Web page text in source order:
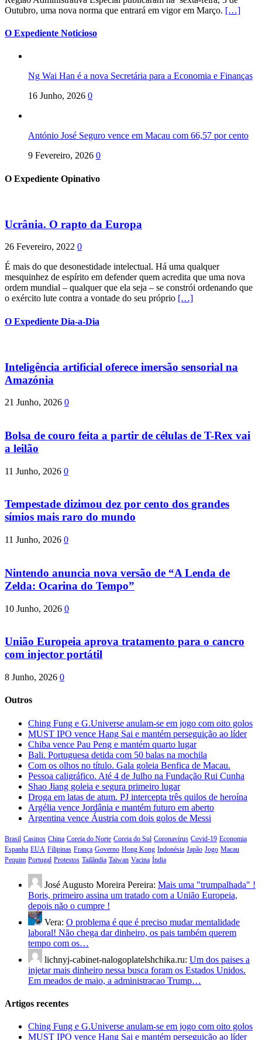
Outubro, uma nova norma que entrará em vigor em Março. […]
O Expediente Noticioso
Ng Wai Han é a nova Secretária para a Economia e Finanças
16 Junho, 2026 0
António José Seguro vence em Macau com 66,57 por cento
9 Fevereiro, 2026 0
O Expediente Opinativo
Ucrânia. O rapto da Europa
26 Fevereiro, 2022 0
É mais do que desonestidade intelectual. Há uma qualquer
mesquinhez de espírito em defender quem acredita que uma nova
ordem mundial – qualquer que ela seja – se constrói ordenando que
o exército lute contra a vontade do seu próprio […]
O Expediente Dia-a-Dia
Inteligência artificial oferece imersão sensorial na
Amazónia
21 Junho, 2026 0
Bolsa de couro feita a partir de células de T-Rex vai
a leilão
11 Junho, 2026 0
Tempestade dizimou dez por cento dos grandes
símios mais raro do mundo
11 Junho, 2026 0
Nintendo anuncia nova versão de “A Lenda de
Zelda: Ocarina do Tempo”
10 Junho, 2026 0
União Europeia aprova tratamento para o cancro
com injector portátil
8 Junho, 2026 0
Outros
Ching Fung e G.Universe anulam-se em jogo com oito golos
MUST IPO vence Hang Sai e mantém perseguição ao líder
Chiba vence Pau Peng e mantém quarto lugar
Bali. Portuguesa detida com 50 balas na mochila
Com os olhos no título. Gala goleia Benfica de Macau.
Pessoa caligráfico. Até 4 de Julho na Fundação Rui Cunha
Shao Jiang goleia e segura primeiro lugar
Droga em latas de atum. PJ intercepta três quilos de heroína
Argélia vence Jordânia e mantém futuro em aberto
Argentina vence Áustria com dois golos de Messi
Brasil Casinos China Coreia do Norte Coreia do Sul Coronavírus Covid-19 Economia
Espanha EUA Filipinas França Governo Hong Kong Indonésia Japão Jogo Macau
Pequim Portugal Protestos Tailândia Taiwan Vacina Índia
José Augusto Moreira Pereira: Mais uma "trumpalhada" !
Boris, primeiro assina um tratado com a União Europeia,
depois não o cumpre !
Vera: O problema é que é preciso mudar mentalidade
laboral! Não chega dar dinheiro, os pais também querem
tempo com os…
lichnyj-cabinet-nalogoplatelshchika.ru: Um dos paises a
injetar mais dinheiro nessa busca foram os Estados Unidos.
Em meados de maio, a administracao Trump…
Artigos recentes
Ching Fung e G.Universe anulam-se em jogo com oito golos
MUST IPO vence Hang Sai e mantém perseguição ao líder